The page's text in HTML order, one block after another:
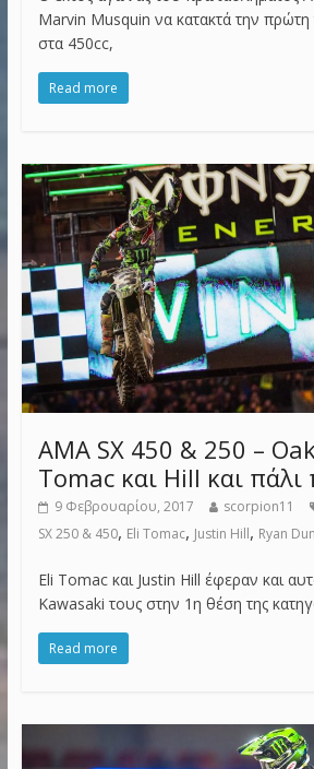
Marvin Musquin να κατακτά την πρώτη
στα 450cc,
Read more
AMA SX 450 & 250 –
Tomac και Hill και πάλι
9 Φεβρουαρίου, 2017 scorpion11
SX 250 & 450, Eli Tomac, Justin Hill, Ryan
Eli Tomac και Justin Hill έφεραν και
Kawasaki τους στην 1η θέση της
Read more